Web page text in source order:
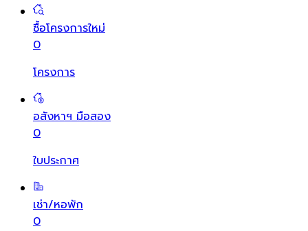
ซื้อโครงการใหม่
0
โครงการ
อสังหาฯ มือสอง
0
ใบประกาศ
เช่า/หอพัก
0